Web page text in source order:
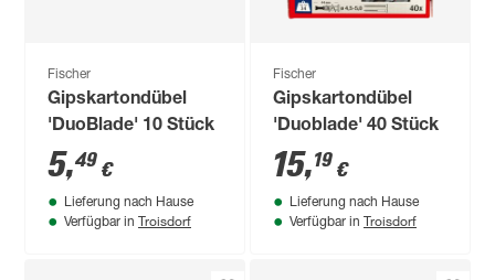
Fischer
Gipskartondübel
'DuoBlade' 10 Stück
5,49 €
Lieferung nach Hause
Verfügbar in Troisdorf
Fischer
Gipskartondübel
'Duoblade' 40 Stück
15,19 €
Lieferung nach Hause
Verfügbar in Troisdorf